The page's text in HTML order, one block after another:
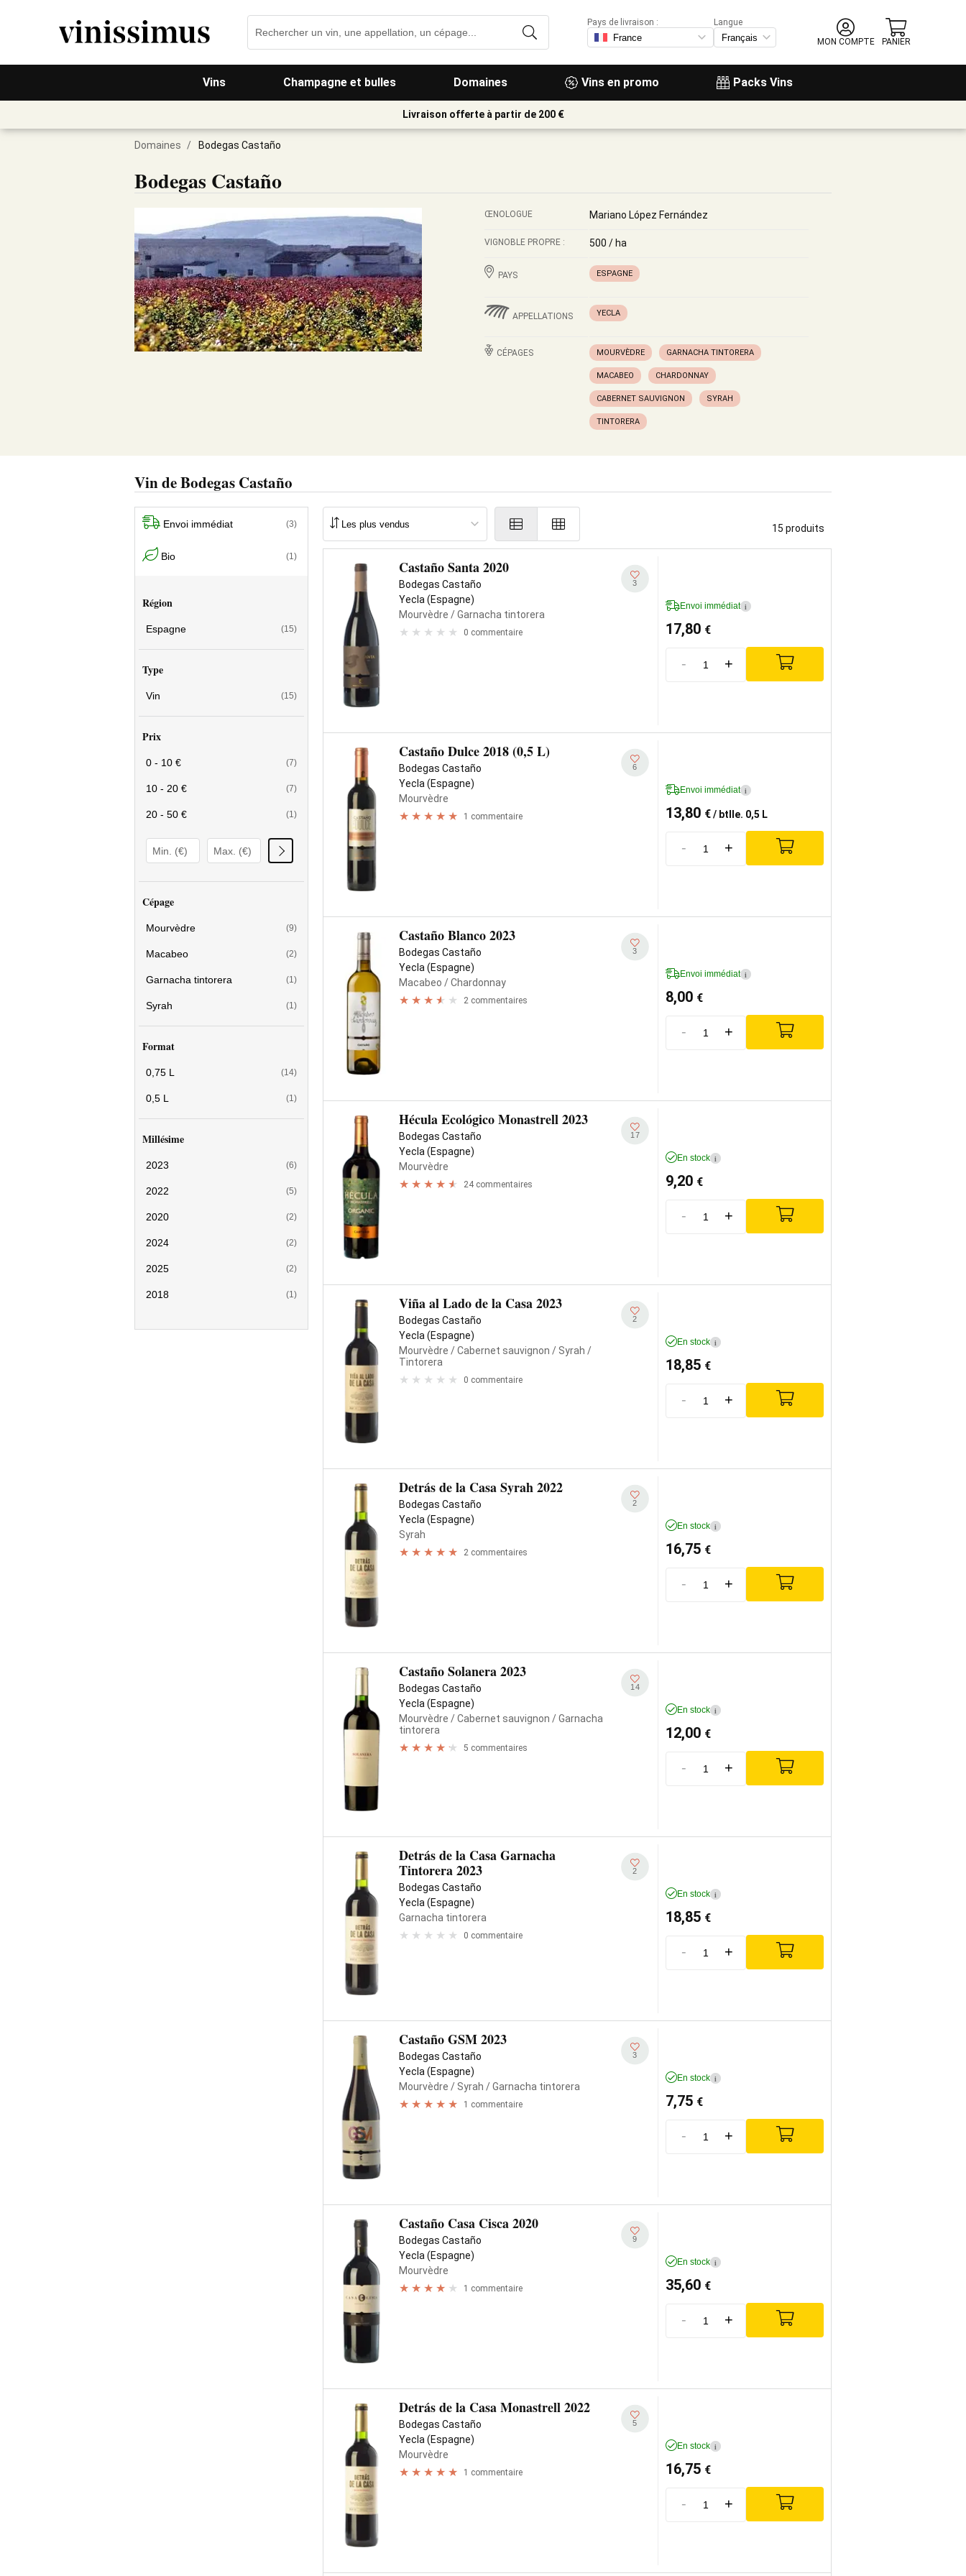
Vins Champagne et bulles Domaines Vins en promo Packs Vins
Pays de livraison :
Langue
MON COMPTE
PANIER
Livraison offerte à partir de 200 €
Domaines / Bodegas Castaño
Bodegas Castaño
ŒNOLOGUE Mariano López Fernández
VIGNOBLE PROPRE : 500 / ha
PAYS ESPAGNE
APPELLATIONS YECLA
CÉPAGES MOURVÈDRE GARNACHA TINTORERA
MACABEO CHARDONNAY
CABERNET SAUVIGNON SYRAH
TINTORERA
Vin de Bodegas Castaño
Envoi immédiat (3)
Bio (1)
Région
Espagne (15)
Type
Vin (15)
Prix
0 - 10 € (7)
10 - 20 € (7)
20 - 50 € (1)
Cépage
Mourvèdre (9)
Macabeo (2)
Garnacha tintorera (1)
Syrah (1)
Format
0,75 L (14)
0,5 L (1)
Millésime
2023 (6)
2022 (5)
2020 (2)
2024 (2)
2025 (2)
2018 (1)
15 produits
Castaño Santa 2020
Bodegas Castaño
Yecla (Espagne)
Mourvèdre / Garnacha tintorera
0 commentaire
3
Envoi immédiat i
17,80 €
- +
Castaño Dulce 2018 (0,5 L)
Bodegas Castaño
Yecla (Espagne)
Mourvèdre
1 commentaire
6
Envoi immédiat i
13,80 €/ btlle. 0,5 L
- +
Castaño Blanco 2023
Bodegas Castaño
Yecla (Espagne)
Macabeo / Chardonnay
2 commentaires
3
Envoi immédiat i
8,00 €
- +
Hécula Ecológico Monastrell 2023
Bodegas Castaño
Yecla (Espagne)
Mourvèdre
24 commentaires
17
En stock i
9,20 €
- +
Viña al Lado de la Casa 2023
Bodegas Castaño
Yecla (Espagne)
Mourvèdre / Cabernet sauvignon / Syrah /
Tintorera
0 commentaire
2
En stock i
18,85 €
- +
Detrás de la Casa Syrah 2022
Bodegas Castaño
Yecla (Espagne)
Syrah
2 commentaires
2
En stock i
16,75 €
- +
Castaño Solanera 2023
Bodegas Castaño
Yecla (Espagne)
Mourvèdre / Cabernet sauvignon / Garnacha
tintorera
5 commentaires
14
En stock i
12,00 €
- +
Detrás de la Casa Garnacha
Tintorera 2023
Bodegas Castaño
Yecla (Espagne)
Garnacha tintorera
0 commentaire
2
En stock i
18,85 €
- +
Castaño GSM 2023
Bodegas Castaño
Yecla (Espagne)
Mourvèdre / Syrah / Garnacha tintorera
1 commentaire
3
En stock i
7,75 €
- +
Castaño Casa Cisca 2020
Bodegas Castaño
Yecla (Espagne)
Mourvèdre
1 commentaire
9
En stock i
35,60 €
- +
Detrás de la Casa Monastrell 2022
Bodegas Castaño
Yecla (Espagne)
Mourvèdre
1 commentaire
5
En stock i
16,75 €
- +